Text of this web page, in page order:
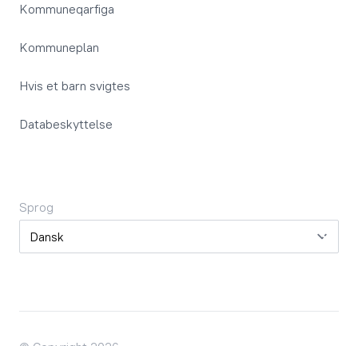
Kommuneqarfiga
Kommuneplan
Hvis et barn svigtes
Databeskyttelse
Sprog
Sprog